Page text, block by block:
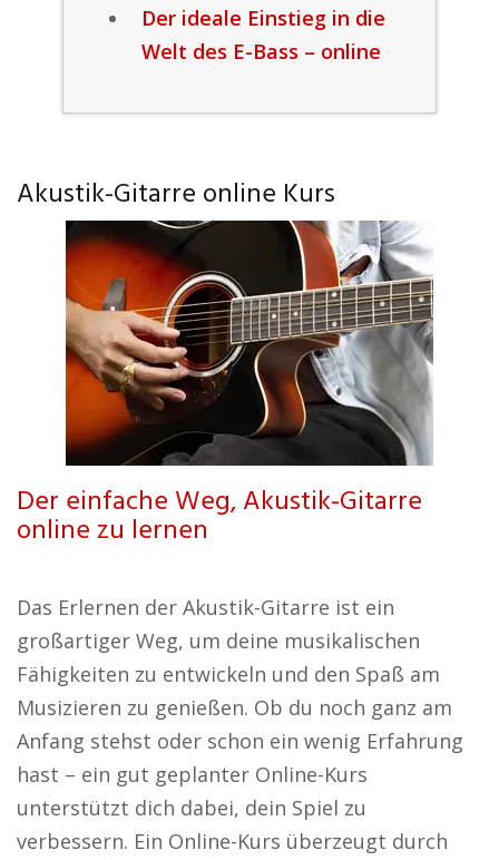
Der ideale Einstieg in die
Welt des E-Bass – online
Akustik-Gitarre online Kurs
Der einfache Weg, Akustik-Gitarre
online zu lernen
Das Erlernen der Akustik-Gitarre ist ein
großartiger Weg, um deine musikalischen
Fähigkeiten zu entwickeln und den Spaß am
Musizieren zu genießen. Ob du noch ganz am
Anfang stehst oder schon ein wenig Erfahrung
hast – ein gut geplanter Online-Kurs
unterstützt dich dabei, dein Spiel zu
verbessern. Ein Online-Kurs überzeugt durch